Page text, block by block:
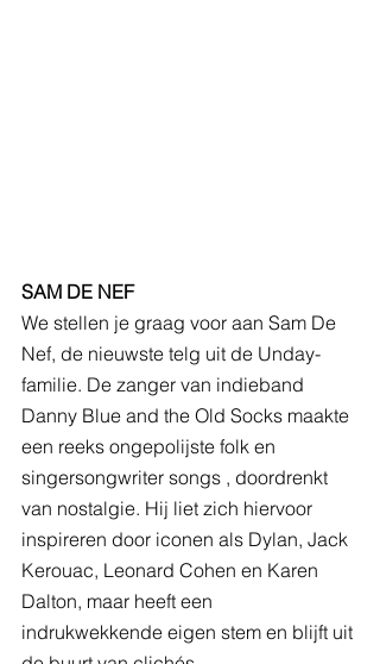
SAM DE NEF
We stellen je graag voor aan Sam De
Nef, de nieuwste telg uit de Unday-
familie. De zanger van indieband
Danny Blue and the Old Socks maakte
een reeks ongepolijste folk en
singersongwriter songs , doordrenkt
van nostalgie. Hij liet zich hiervoor
inspireren door iconen als Dylan, Jack
Kerouac, Leonard Cohen en Karen
Dalton, maar heeft een
indrukwekkende eigen stem en blijft uit